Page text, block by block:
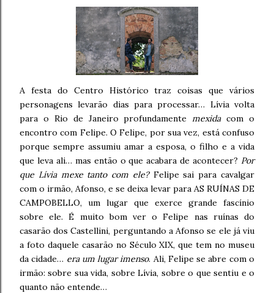
A festa do Centro Histórico traz coisas que vários
personagens levarão dias para processar… Lívia volta
para o Rio de Janeiro profundamente mexidacom o
encontro com Felipe. O Felipe, por sua vez, está confuso
porque sempre assumiu amar a esposa, o filho e a vida
que leva ali… mas então o que acabara de acontecer? Por
que Lívia mexe tanto com ele?Felipe sai para cavalgar
com o irmão, Afonso, e se deixa levar para AS RUÍNAS DE
CAMPOBELLO, um lugar que exerce grande fascínio
sobre ele. É muito bom ver o Felipe nas ruínas do
casarão dos Castellini, perguntando a Afonso se ele já viu
a foto daquele casarão no Século XIX, que tem no museu
da cidade… era um lugar imenso. Ali, Felipe se abre com o
irmão: sobre sua vida, sobre Lívia, sobre o que sentiu e o
quanto não entende…